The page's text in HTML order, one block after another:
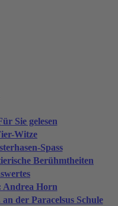
Sie gelesen
Witze
Spass
Berühmtheiten
Andrea Horn
der Paracelsus Schule